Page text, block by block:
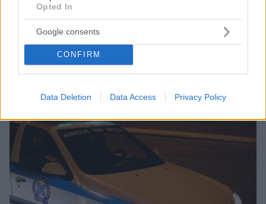
Opted In
Google consents
CONFIRM
Data Deletion Data Access Privacy Policy
τραυματίστηκε - Οι αστυνομικοί έχουν ταυτοποιήσει
τον Ρομά που άνοιξε πυρ